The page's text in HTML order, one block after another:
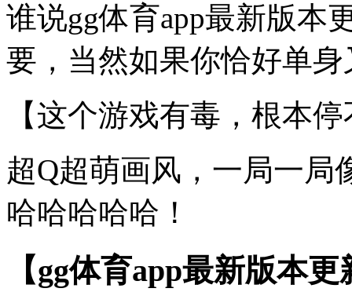
谁说gg体育app最新版本
要，当然如果你恰好单
【这个游戏有毒，根本
超Q超萌画风，一局一局
哈哈哈哈哈！
【gg体育app最新版本